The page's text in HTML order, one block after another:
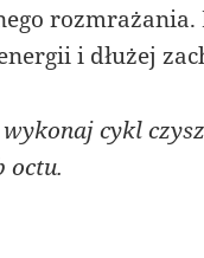
i dłużej
cykl
octu.